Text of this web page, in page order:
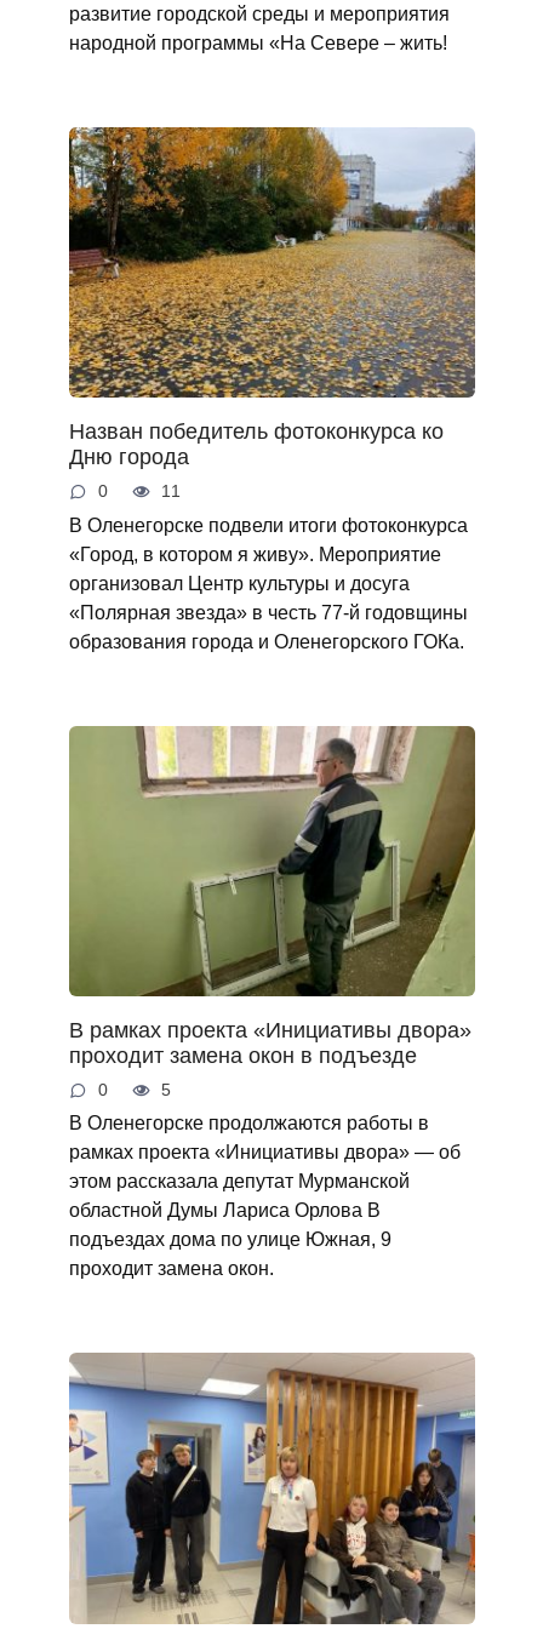
развитие городской среды и мероприятия
народной программы «На Севере – жить!
Назван победитель фотоконкурса ко
Дню города
0 11
В Оленегорске подвели итоги фотоконкурса
«Город, в котором я живу». Мероприятие
организовал Центр культуры и досуга
«Полярная звезда» в честь 77-й годовщины
образования города и Оленегорского ГОКа.
В рамках проекта «Инициативы двора»
проходит замена окон в подъезде
0 5
В Оленегорске продолжаются работы в
рамках проекта «Инициативы двора» — об
этом рассказала депутат Мурманской
областной Думы Лариса Орлова В
подъездах дома по улице Южная, 9
проходит замена окон.